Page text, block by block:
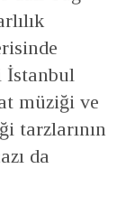
İstanbul
müziği ve
tarzlarının
da